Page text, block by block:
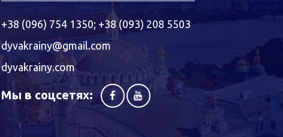
+38 (096) 754 1350; +38 (093) 208 5503
dyvakrainy@gmail.com
dyvakrainy.com
Мы в соцсетях: